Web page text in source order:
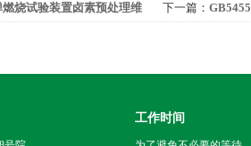
燃烧试验装置卤素预处理维
下一篇：
工作时间